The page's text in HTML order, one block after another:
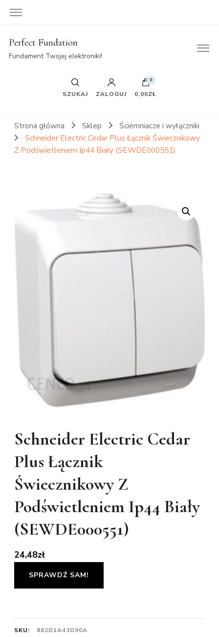
Perfect Fundation
Fundament Twojej elektroniki!
SZUKAJ ZALOGUJ
0
0,00ZŁ
Strona główna Sklep
Ściemniacze i wyłączniki
Schneider Electric Cedar Plus Łącznik Świecznikowy
Z Podświetleniem Ip44 Biały (SEWDE000551)
Schneider Electric Cedar
Plus Łącznik
Świecznikowy Z
Podświetleniem Ip44 Biały
(SEWDE000551)
24,48zł
SPRAWDŹ SAM!
SKU:
882D1A43D90A